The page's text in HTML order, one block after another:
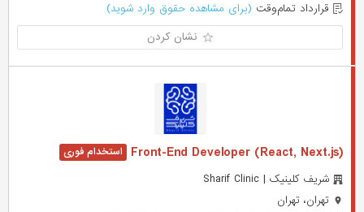
قرارداد تمام‌وقت (برای مشاهده حقوق وارد شوید)
نشان کردن
Front-End Developer (React, Next.js)
شریف کلینیک | Sharif Clinic
تهران، تهران